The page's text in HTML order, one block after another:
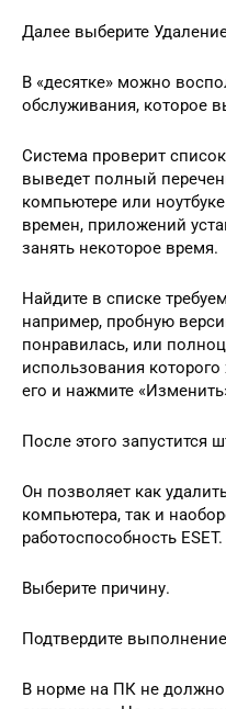
Далее выберите
В «десятке» можно
обслуживания, которое
Система проверит
выведет полный
компьютере или
времен, приложений
занять некоторое время.
Найдите в списке
например, пробную
понравилась, или
использования которого
его и нажмите
После этого запустится
Он позволяет как
компьютера, так и
работоспособность ESET.
Выберите причину.
Подтвердите
В норме на ПК не должно